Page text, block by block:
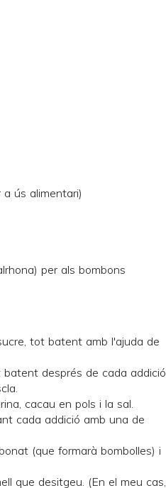
ús alimentari)
per als bombons
tot batent amb l'ajuda de
després de cada addició
cacau en pols i la sal.
cada addició amb una de
(que formarà bombolles) i
que desitgeu. (En el meu cas,